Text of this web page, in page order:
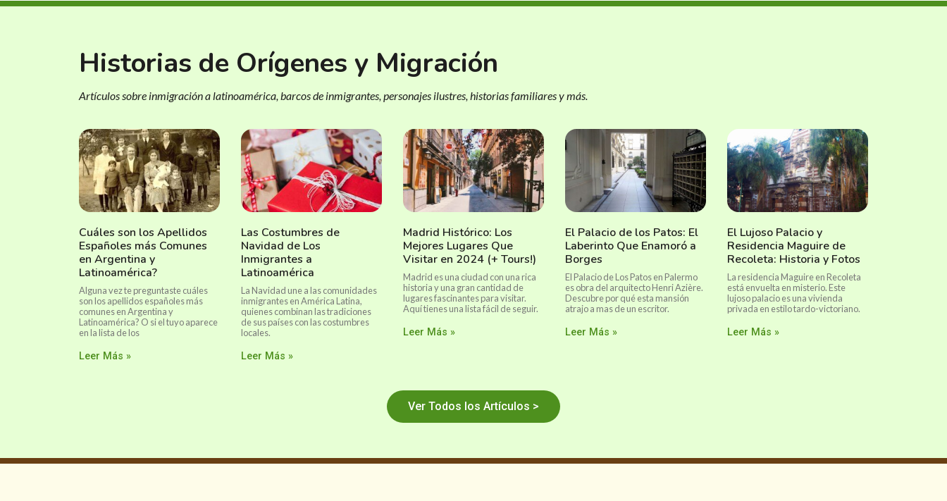
Historias de Orígenes y Migración
Artículos sobre inmigración a latinoamérica, barcos de inmigrantes, personajes ilustres, historias familiares y más.
Cuáles son los Apellidos
Españoles más Comunes
en Argentina y
Latinoamérica?
Alguna vez te preguntaste cuáles
son los apellidos españoles más
comunes en Argentina y
Latinoamérica? O si el tuyo aparece
en la lista de los
Leer Más »
Las Costumbres de
Navidad de Los
Inmigrantes a
Latinoamérica
La Navidad une a las comunidades
inmigrantes en América Latina,
quienes combinan las tradiciones
de sus países con las costumbres
locales.
Leer Más »
Madrid Histórico: Los
Mejores Lugares Que
Visitar en 2024 (+ Tours!)
Madrid es una ciudad con una rica
historia y una gran cantidad de
lugares fascinantes para visitar.
Aquí tienes una lista fácil de seguir.
Leer Más »
El Palacio de los Patos: El
Laberinto Que Enamoró a
Borges
El Palacio de Los Patos en Palermo
es obra del arquitecto Henri Azière.
Descubre por qué esta mansión
atrajo a mas de un escritor.
Leer Más »
El Lujoso Palacio y
Residencia Maguire de
Recoleta: Historia y Fotos
La residencia Maguire en Recoleta
está envuelta en misterio. Este
lujoso palacio es una vivienda
privada en estilo tardo-victoriano.
Leer Más »
Ver Todos los Artículos >